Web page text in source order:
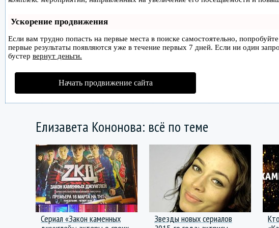
Ускорение продвижения
Если вам трудно попасть на первые места в поиске самостоятельно,
первые результаты появляются уже в течение первых 7 дней. Если ни один
бустер вернут деньги.
Начать продвижение сайта
Елизавета Кононова: всё по теме
Сериал «Закон каменных
Звезды новых сериалов